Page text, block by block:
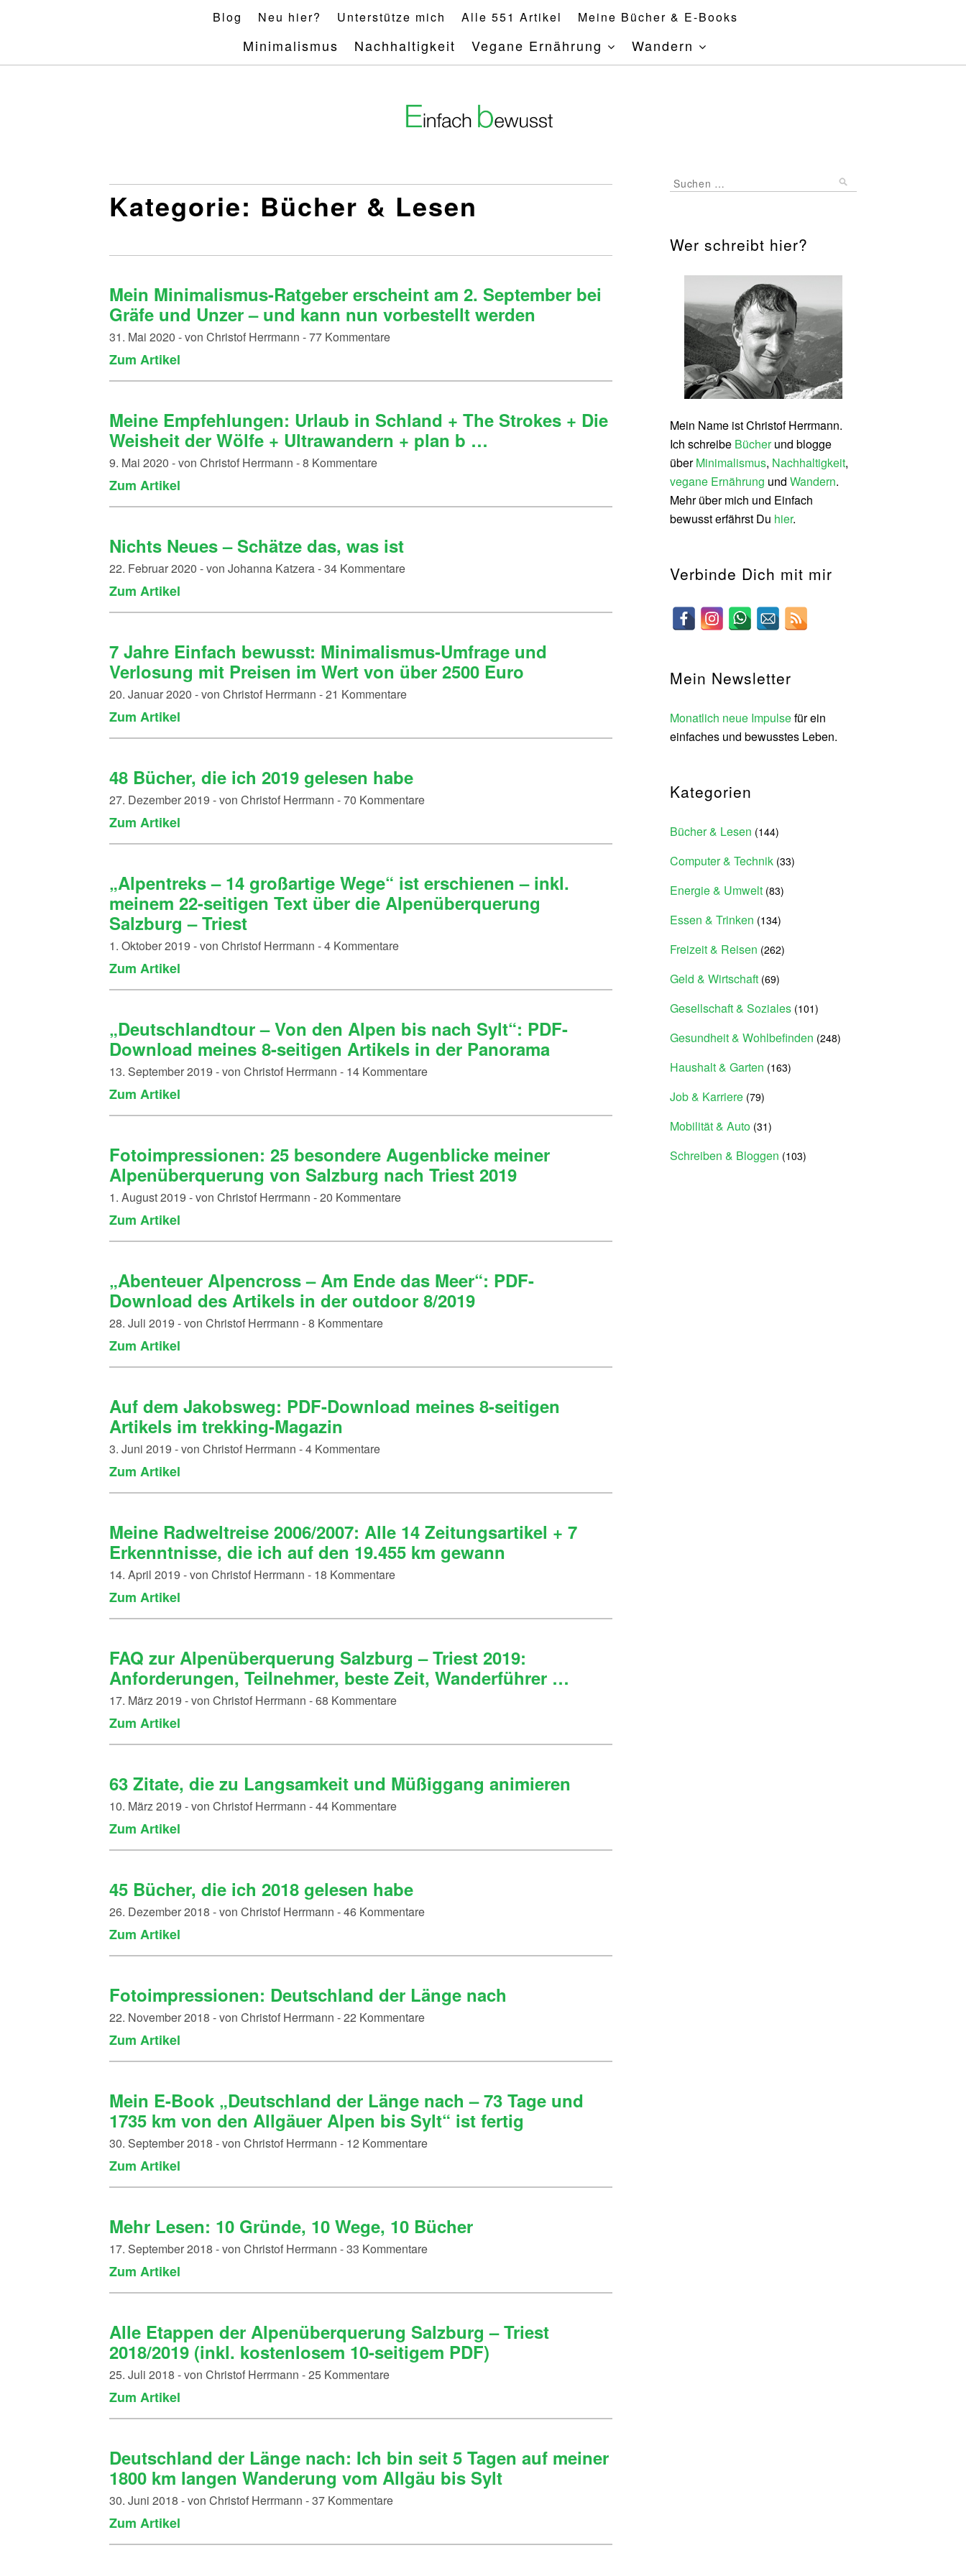
Blog Neu hier? Unterstütze mich Alle 551 Artikel Meine Bücher & E-Books
Minimalismus Nachhaltigkeit Vegane Ernährung Wandern
Kategorie: Bücher & Lesen
Mein Minimalismus-Ratgeber erscheint am 2. September bei
Gräfe und Unzer – und kann nun vorbestellt werden
31. Mai 2020 - von Christof Herrmann - 77 Kommentare
Zum Artikel
Meine Empfehlungen: Urlaub in Schland + The Strokes + Die
Weisheit der Wölfe + Ultrawandern + plan b …
9. Mai 2020 - von Christof Herrmann - 8 Kommentare
Zum Artikel
Nichts Neues – Schätze das, was ist
22. Februar 2020 - von Johanna Katzera - 34 Kommentare
Zum Artikel
7 Jahre Einfach bewusst: Minimalismus-Umfrage und
Verlosung mit Preisen im Wert von über 2500 Euro
20. Januar 2020 - von Christof Herrmann - 21 Kommentare
Zum Artikel
48 Bücher, die ich 2019 gelesen habe
27. Dezember 2019 - von Christof Herrmann - 70 Kommentare
Zum Artikel
„Alpentreks – 14 großartige Wege“ ist erschienen – inkl.
meinem 22-seitigen Text über die Alpenüberquerung
Salzburg – Triest
1. Oktober 2019 - von Christof Herrmann - 4 Kommentare
Zum Artikel
„Deutschlandtour – Von den Alpen bis nach Sylt“: PDF-
Download meines 8-seitigen Artikels in der Panorama
13. September 2019 - von Christof Herrmann - 14 Kommentare
Zum Artikel
Fotoimpressionen: 25 besondere Augenblicke meiner
Alpenüberquerung von Salzburg nach Triest 2019
1. August 2019 - von Christof Herrmann - 20 Kommentare
Zum Artikel
„Abenteuer Alpencross – Am Ende das Meer“: PDF-
Download des Artikels in der outdoor 8/2019
28. Juli 2019 - von Christof Herrmann - 8 Kommentare
Zum Artikel
Auf dem Jakobsweg: PDF-Download meines 8-seitigen
Artikels im trekking-Magazin
3. Juni 2019 - von Christof Herrmann - 4 Kommentare
Zum Artikel
Meine Radweltreise 2006/2007: Alle 14 Zeitungsartikel + 7
Erkenntnisse, die ich auf den 19.455 km gewann
14. April 2019 - von Christof Herrmann - 18 Kommentare
Zum Artikel
FAQ zur Alpenüberquerung Salzburg – Triest 2019:
Anforderungen, Teilnehmer, beste Zeit, Wanderführer …
17. März 2019 - von Christof Herrmann - 68 Kommentare
Zum Artikel
63 Zitate, die zu Langsamkeit und Müßiggang animieren
10. März 2019 - von Christof Herrmann - 44 Kommentare
Zum Artikel
45 Bücher, die ich 2018 gelesen habe
26. Dezember 2018 - von Christof Herrmann - 46 Kommentare
Zum Artikel
Fotoimpressionen: Deutschland der Länge nach
22. November 2018 - von Christof Herrmann - 22 Kommentare
Zum Artikel
Mein E-Book „Deutschland der Länge nach – 73 Tage und
1735 km von den Allgäuer Alpen bis Sylt“ ist fertig
30. September 2018 - von Christof Herrmann - 12 Kommentare
Zum Artikel
Mehr Lesen: 10 Gründe, 10 Wege, 10 Bücher
17. September 2018 - von Christof Herrmann - 33 Kommentare
Zum Artikel
Alle Etappen der Alpenüberquerung Salzburg – Triest
2018/2019 (inkl. kostenlosem 10-seitigem PDF)
25. Juli 2018 - von Christof Herrmann - 25 Kommentare
Zum Artikel
Deutschland der Länge nach: Ich bin seit 5 Tagen auf meiner
1800 km langen Wanderung vom Allgäu bis Sylt
30. Juni 2018 - von Christof Herrmann - 37 Kommentare
Zum Artikel
Wer schreibt hier?
Mein Name ist Christof Herrmann.
Ich schreibe Bücherund blogge
überMinimalismus, Nachhaltigkeit,
vegane Ernährung und Wandern.
Mehr über mich und Einfach
bewusst erfährst Du hier.
Verbinde Dich mit mir
Mein Newsletter
Monatlich neue Impulsefür ein
einfaches und bewusstes Leben.
Kategorien
Bücher & Lesen (144)
Computer & Technik (33)
Energie & Umwelt (83)
Essen & Trinken (134)
Freizeit & Reisen (262)
Geld & Wirtschaft (69)
Gesellschaft & Soziales (101)
Gesundheit & Wohlbefinden (248)
Haushalt & Garten (163)
Job & Karriere (79)
Mobilität & Auto (31)
Schreiben & Bloggen (103)